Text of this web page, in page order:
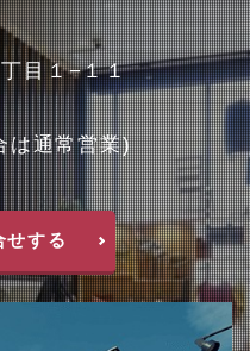
目１−１１
は通常営業)
せする